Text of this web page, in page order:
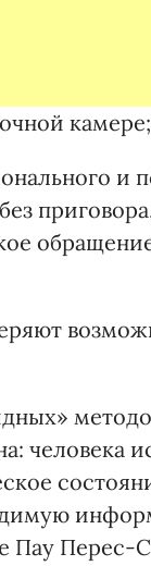
камере;
и
человека
Перес-